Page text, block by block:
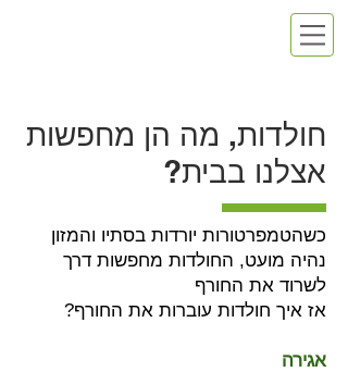
חולדות, מה הן מחפשות
אצלנו בבית?
כשהטמפרטורות יורדות בסתיו והמזון
נהיה מועט, החולדות מחפשות דרך
לשרוד את החורף
אז איך חולדות עוברות את החורף?
אגירה